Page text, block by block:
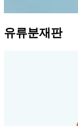
유류분재판